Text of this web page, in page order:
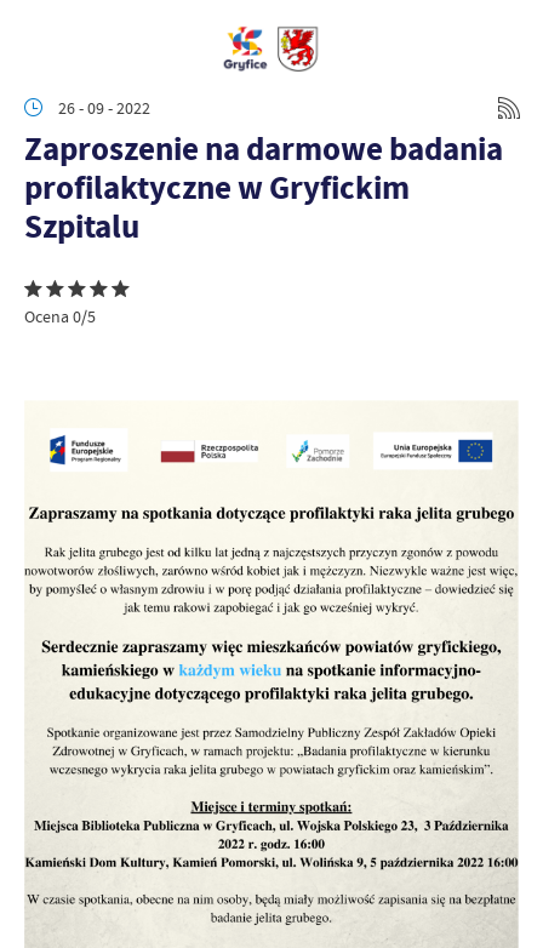
26 - 09 - 2022
Zaproszenie na darmowe badania
profilaktyczne w Gryfickim
Szpitalu
Ocena 0/5